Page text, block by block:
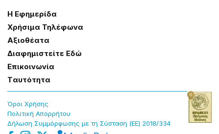
Η Εφημερίδα
Χρήσɩμα Τηλέφωνα
Αξɩοθέατα
Δɩαφημɩστείτε Εδώ
Επɩκοɩνωνία
Tαυτότητα
Όροɩ Χρήσης
Πολɩτɩκή Απορρήτου
Δήλωση Συμμόρφωσης με τη Σύσταση (ΕΕ) 2018/334